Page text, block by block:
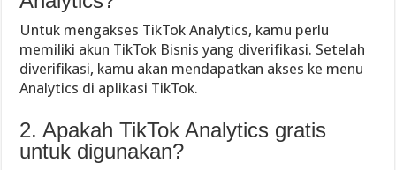
Untuk mengakses TikTok Analytics, kamu perlu
memiliki akun TikTok Bisnis yang diverifikasi. Setelah
diverifikasi, kamu akan mendapatkan akses ke menu
Analytics di aplikasi TikTok.
2. Apakah TikTok Analytics gratis
untuk digunakan?